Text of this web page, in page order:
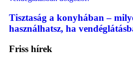
Tisztaság a konyhában –
használhatsz, ha
Friss hírek